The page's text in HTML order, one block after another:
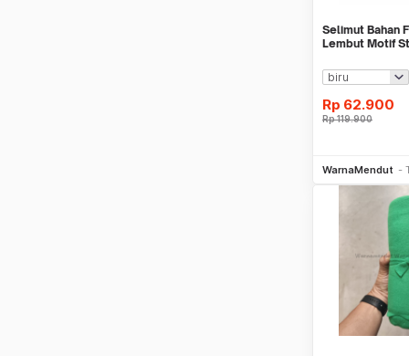
Selimut Bahan
Lembut Motif
Rp 62.900
Rp119.900
WarnaMendut